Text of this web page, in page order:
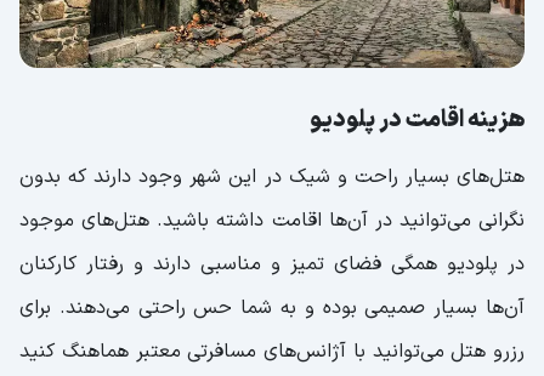
هزینه اقامت در پلودیو
هتل‌های بسیار راحت و شیک در این شهر وجود دارند که بدون
نگرانی می‌توانید در آن‌ها اقامت داشته باشید. هتل‌های موجود
در پلودیو همگی فضای تمیز و مناسبی دارند و رفتار کارکنان
آن‌ها بسیار صمیمی بوده و به شما حس راحتی می‌دهند. برای
رزرو هتل می‌توانید با آژانس‌های مسافرتی معتبر هماهنگ کنید